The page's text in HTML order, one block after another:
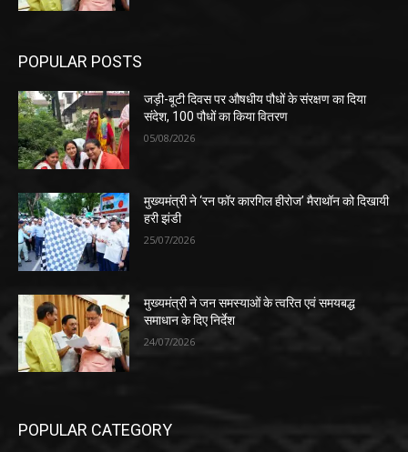
POPULAR POSTS
जड़ी-बूटी दिवस पर औषधीय पौधों के संरक्षण का दिया
संदेश, 100 पौधों का किया वितरण
05/08/2026
मुख्यमंत्री ने ‘रन फॉर कारगिल हीरोज’ मैराथॉन को दिखायी
हरी झंडी
25/07/2026
मुख्यमंत्री ने जन समस्याओं के त्वरित एवं समयबद्ध
समाधान के दिए निर्देश
24/07/2026
POPULAR CATEGORY